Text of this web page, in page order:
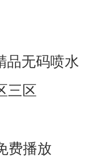
品无码喷水
三区
费播放